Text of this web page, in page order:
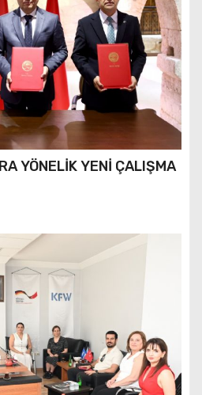
YÖNELİK YENİ ÇALIŞMA